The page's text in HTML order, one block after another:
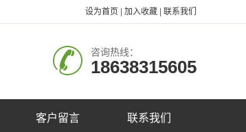
设为首页 加入收藏 联系我们
咨询热线：
18638315605
客户留言 联系我们